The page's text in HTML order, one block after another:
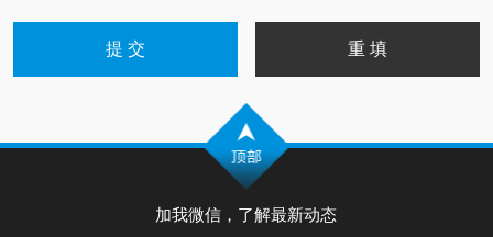
加我微信，了解最新动态